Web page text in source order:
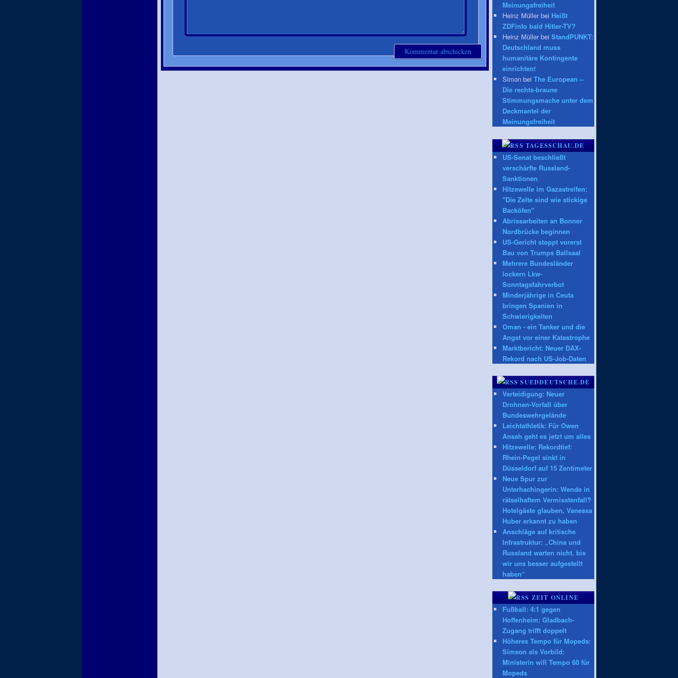
Meinungsfreiheit
Heinz Müller bei Heißt
ZDFinfo bald Hitler-TV?
Heinz Müller bei StandPUNKT:
Deutschland muss
humanitäre Kontingente
einrichten!
Simon bei The European –
Die rechts-braune
Stimmungsmache unter dem
Deckmantel der
Meinungsfreiheit
TAGESSCHAU.DE
US-Senat beschließt
verschärfte Russland-
Sanktionen
Hitzewelle im Gazastreifen:
"Die Zelte sind wie stickige
Backöfen"
Abrissarbeiten an Bonner
Nordbrücke beginnen
US-Gericht stoppt vorerst
Bau von Trumps Ballsaal
Mehrere Bundesländer
lockern Lkw-
Sonntagsfahrverbot
Minderjährige in Ceuta
bringen Spanien in
Schwierigkeiten
Oman - ein Tanker und die
Angst vor einer Katastrophe
Marktbericht: Neuer DAX-
Rekord nach US-Job-Daten
SUEDDEUTSCHE.DE
Verteidigung: Neuer
Drohnen-Vorfall über
Bundeswehrgelände
Leichtathletik: Für Owen
Ansah geht es jetzt um alles
Hitzewelle: Rekordtief:
Rhein-Pegel sinkt in
Düsseldorf auf 15 Zentimeter
Neue Spur zur
Unterhachingerin: Wende in
rätselhaftem Vermisstenfall?
Hotelgäste glauben, Vanessa
Huber erkannt zu haben
Anschläge auf kritische
Infrastruktur: „China und
Russland warten nicht, bis
wir uns besser aufgestellt
haben“
ZEIT ONLINE
Fußball: 4:1 gegen
Hoffenheim: Gladbach-
Zugang trifft doppelt
Höheres Tempo für Mopeds:
Simson als Vorbild:
Ministerin will Tempo 60 für
Mopeds